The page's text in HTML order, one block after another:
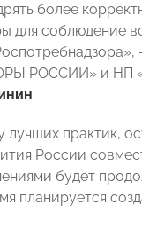
более
для соблюдение
РОССИИ» и НП
.
лучших практик,
России
будет
планируется